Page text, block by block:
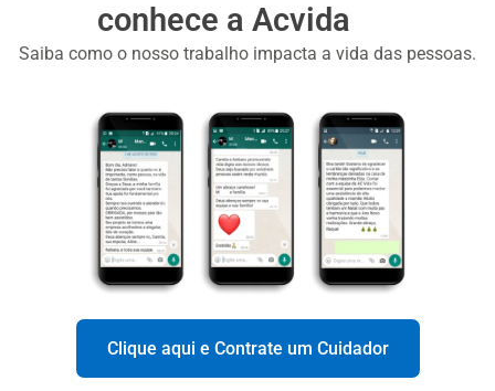
conhece a Acvida
Saiba como o nosso trabalho impacta a vida das pessoas.
Clique aqui e Contrate um Cuidador